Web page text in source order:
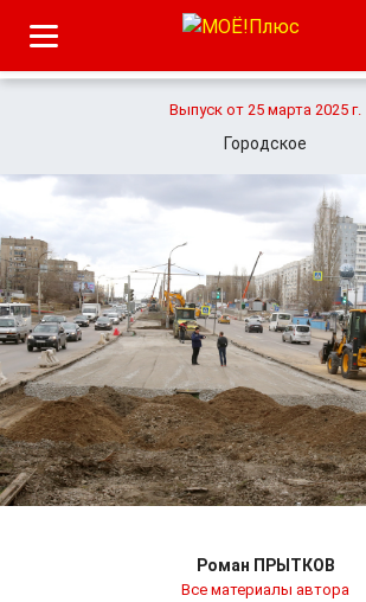
Выпуск от 25 марта 2025 г.
Городское
Роман ПРЫТКОВ
Все материалы автора